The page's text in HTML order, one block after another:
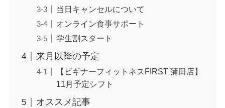
当日キャンセルについて
オンライン食事サポート
学生割スタート
来月以降の予定
【ビギナーフィットネスFIRST 蒲田店】
11月予定シフト
オススメ記事